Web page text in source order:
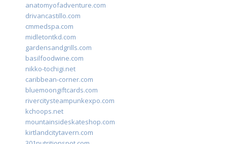
anatomyofadventure.com
drivancastillo.com
cmmedspa.com
midletontkd.com
gardensandgrills.com
basilfoodwine.com
nikko-tochigi.net
caribbean-corner.com
bluemoongiftcards.com
rivercitysteampunkexpo.com
kchoops.net
mountainsideskateshop.com
kirtlandcitytavern.com